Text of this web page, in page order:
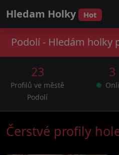
Hledam Holky Hot
Podolí - Hledám holky
23
Profilů ve městě
Podolí
3
Čerstvé profily